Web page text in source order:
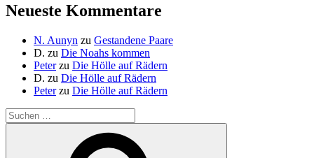
Neueste Kommentare
N. Aunyn zu Gestandene Paare
D. zu Die Noahs kommen
Peterzu Die Hölle auf Rädern
D. zu Die Hölle auf Rädern
Peterzu Die Hölle auf Rädern
Suche
nach: